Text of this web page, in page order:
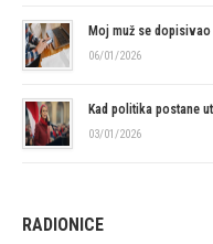
Moj muž se dopisivao
06/01/2026
Kad politika postane
03/01/2026
RADIONICE